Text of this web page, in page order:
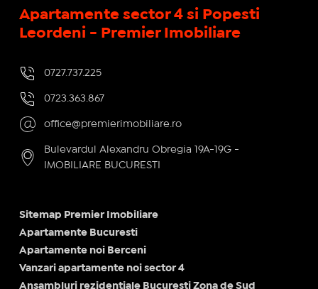
Apartamente sector 4 si Popesti
Leordeni - Premier Imobiliare
0727.737.225
0723.363.867
office@premierimobiliare.ro
Bulevardul Alexandru Obregia 19A-19G -
IMOBILIARE BUCURESTI
Sitemap Premier Imobiliare
Apartamente Bucuresti
Apartamente noi Berceni
Vanzari apartamente noi sector 4
Ansambluri rezidentiale Bucuresti Zona de Sud